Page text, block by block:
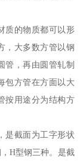
质的物质都可以形
，大多数方管以钢
管，再由圆管轧制
包方管在方面以大
按用途分为结构方
是截面为工字形状
H型钢三种。是截